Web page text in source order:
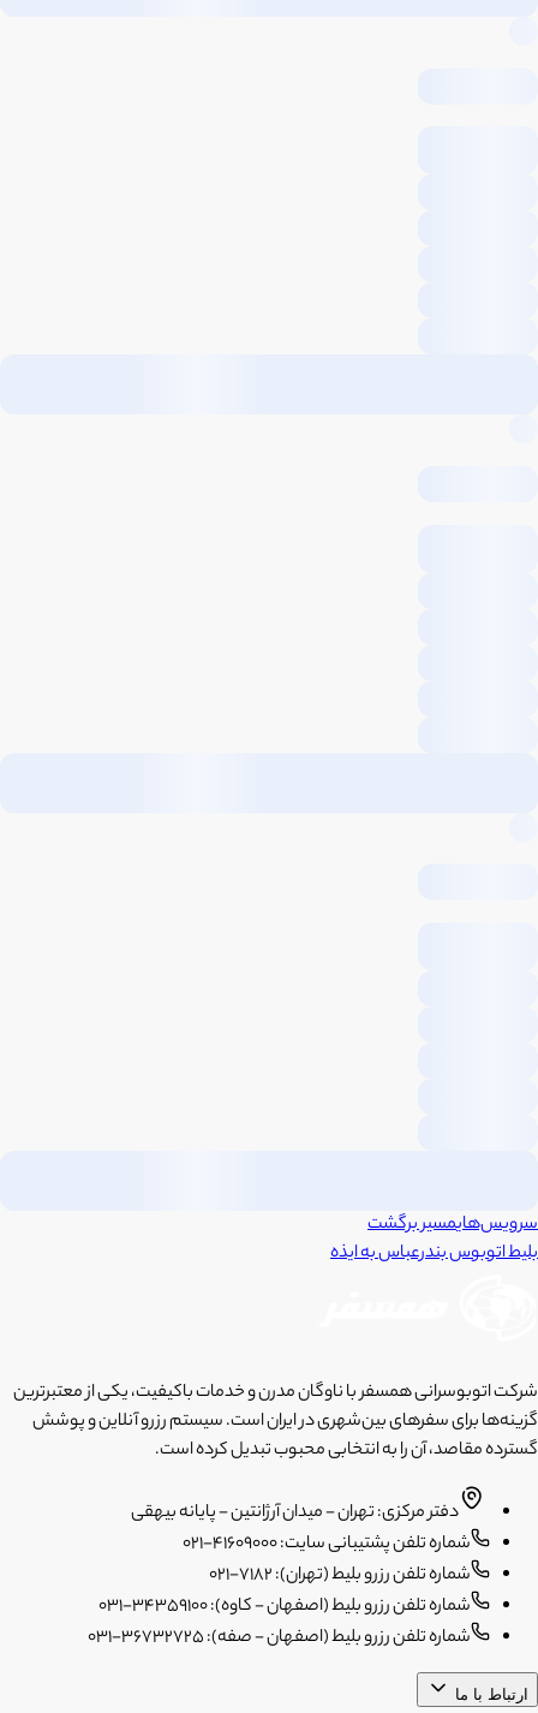
سرویس‌هایمسیر برگشت
بلیط اتوبوسبندرعباسبهایذه
شرکت اتوبوسرانی همسفر با ناوگان مدرن و خدمات باکیفیت، یکی از معتبرترین
گزینه‌ها برای سفرهای بین‌شهری در ایران است. سیستم رزرو آنلاین و پوشش
گسترده مقاصد، آن را به انتخابی محبوب تبدیل کرده است.
دفتر مرکزی: تهران - میدان آرژانتین - پایانه بیهقی
شماره تلفن پشتیبانی سایت: 41609000-021
شماره تلفن رزرو بلیط (تهران): 7182-021
شماره تلفن رزرو بلیط (اصفهان - کاوه): 34359100-031
شماره تلفن رزرو بلیط (اصفهان - صفه): 36732725-031
ارتباط با ما